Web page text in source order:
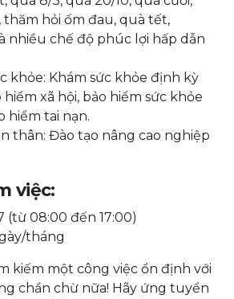
thăm hỏi ốm đau, quà tết,
nhiều chế độ phúc lợi hấp dẫn
khỏe: Khám sức khỏe định kỳ
hiểm xã hội, bảo hiểm sức khỏe
hiểm tai nạn.
thân: Đào tạo nâng cao nghiệp
việc:
(từ 08:00 đến 17:00)
tháng
kiếm một công việc ổn định với
chần chừ nữa! Hãy ứng tuyển